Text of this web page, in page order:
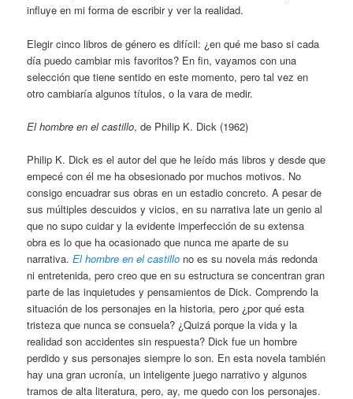
influye en mi forma de escribir y ver la realidad.
Elegir cinco libros de género es difícil: ¿en qué me baso si cada
día puedo cambiar mis favoritos? En fin, vayamos con una
selección que tiene sentido en este momento, pero tal vez en
otro cambiaría algunos títulos, o la vara de medir.
El hombre en el castillo, de Philip K. Dick (1962)
Philip K. Dick es el autor del que he leído más libros y desde que
empecé con él me ha obsesionado por muchos motivos. No
consigo encuadrar sus obras en un estadio concreto. A pesar de
sus múltiples descuidos y vicios, en su narrativa late un genio al
que no supo cuidar y la evidente imperfección de su extensa
obra es lo que ha ocasionado que nunca me aparte de su
narrativa.El hombre en el castillo no es su novela más redonda
ni entretenida, pero creo que en su estructura se concentran gran
parte de las inquietudes y pensamientos de Dick. Comprendo la
situación de los personajes en la historia, pero ¿por qué esta
tristeza que nunca se consuela? ¿Quizá porque la vida y la
realidad son accidentes sin respuesta? Dick fue un hombre
perdido y sus personajes siempre lo son. En esta novela también
hay una gran ucronía, un inteligente juego narrativo y algunos
tramos de alta literatura, pero, ay, me quedo con los personajes.